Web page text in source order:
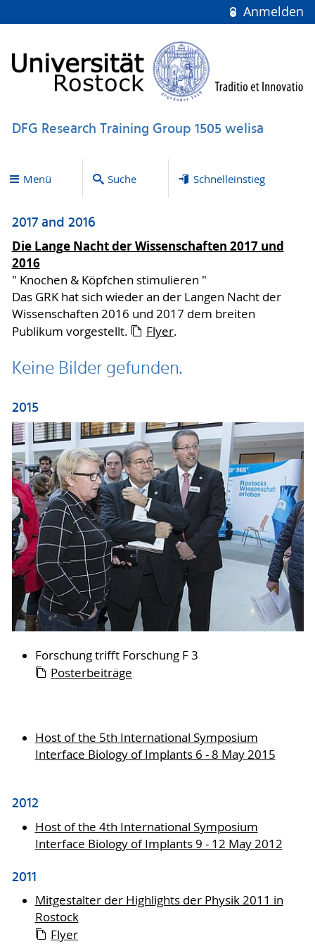
Anmelden
DFG Research Training Group 1505 welisa
Menü Suche Schnelleinstieg
2017 and 2016
Die Lange Nacht der Wissenschaften 2017 und
2016
" Knochen & Köpfchen stimulieren "
Das GRK hat sich wieder an der Langen Nacht der
Wissenschaften 2016 und 2017 dem breiten
Publikum vorgestellt.
Flyer.
Keine Bilder gefunden.
2015
Forschung trifft Forschung F 3
Posterbeiträge
Host of the 5th International Symposium
Interface Biology of Implants 6 - 8 May 2015
2012
Host of the 4th International Symposium
Interface Biology of Implants 9 - 12 May 2012
2011
Mitgestalter der Highlights der Physik 2011 in
Rostock
Flyer